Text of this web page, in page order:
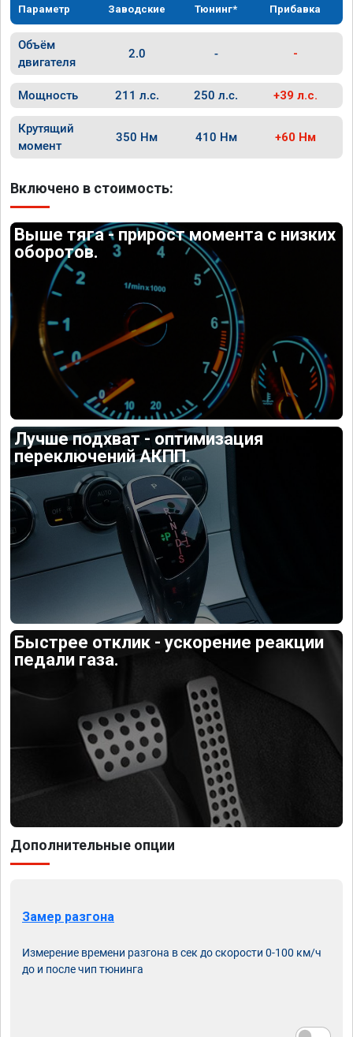
Параметр Заводские Тюнинг* Прибавка
Объём
двигателя
2.0 - -
Мощность 211 л.с. 250 л.с. +39 л.с.
Крутящий
момент
350 Нм 410 Нм +60 Нм
Включено в стоимость:
Выше тяга - прирост момента с низких
оборотов.
Лучше подхват - оптимизация
переключений АКПП.
Быстрее отклик - ускорение реакции
педали газа.
Дополнительные опции
Замер разгона
Измерение времени разгона в сек до скорости 0-100 км/ч
до и после чип тюнинга